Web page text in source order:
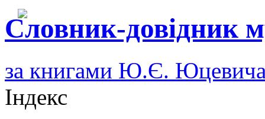
Словник-довідник
за книгами Ю.Є.
Індекс